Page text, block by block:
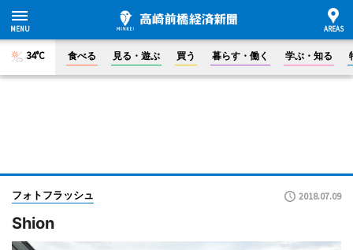
34°C 食べる 見る・遊ぶ 買う 暮らす・働く 学ぶ・知る
フォトフラッシュ 2018.07.09
Shion